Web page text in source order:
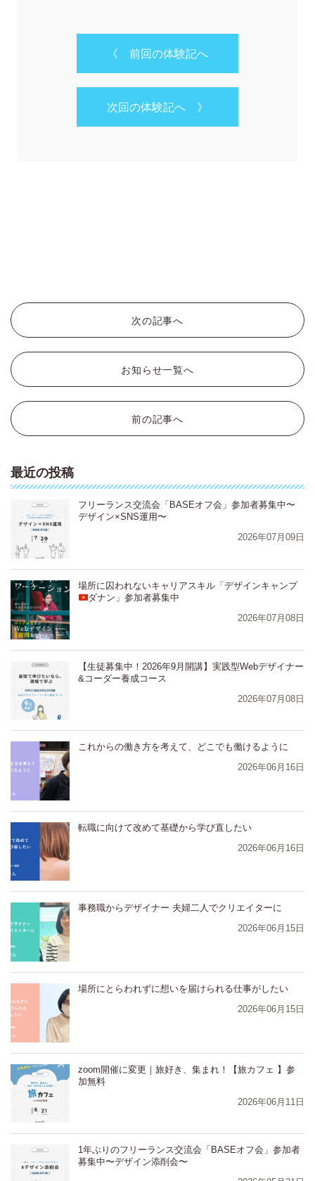
《 前回の体験記へ
次回の体験記へ 》
次の記事へ
お知らせ一覧へ
前の記事へ
最近の投稿
フリーランス交流会「BASEオフ会」参加者募集中〜
デザイン×SNS運用〜
2026年07月09日
場所に囚われないキャリアスキル「デザインキャンプ
ダナン」参加者募集中
2026年07月08日
【生徒募集中！2026年9月開講】実践型Webデザイナー
&コーダー養成コース
2026年07月08日
⁨⁩⁨⁩⁨⁩⁨これからの働き方を考えて、どこでも働けるように
2026年06月16日
⁨⁩⁨⁩⁨⁩⁨転職に向けて改めて基礎から学び直したい
2026年06月16日
⁨⁩⁨⁩⁨⁩⁨事務職からデザイナー 夫婦二人でクリエイターに
2026年06月15日
⁨⁩⁨⁩⁨⁩⁨場所にとらわれずに想いを届けられる仕事がしたい
2026年06月15日
zoom開催に変更｜旅好き、集まれ！【旅カフェ 】参
加無料
2026年06月11日
1年ぶりのフリーランス交流会「BASEオフ会」参加者
募集中〜デザイン添削会〜